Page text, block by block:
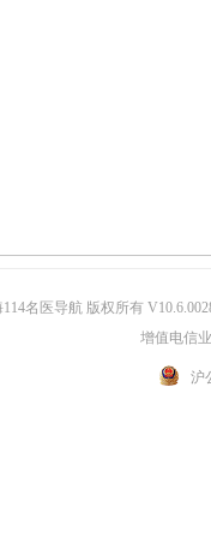
114名医导航 版权所有
增值电信
沪